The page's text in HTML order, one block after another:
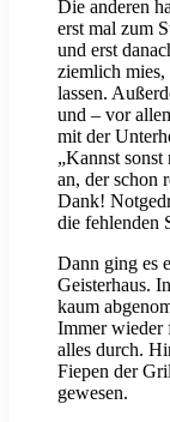
Die anderen
erst mal zum
und erst
ziemlich mies,
lassen.
und – vor
mit der
„Kannst
an, der schon
Dank!
die fehlenden
Dann ging es
Geisterhaus.
kaum
Immer wieder
alles durch.
Fiepen der
gewesen.